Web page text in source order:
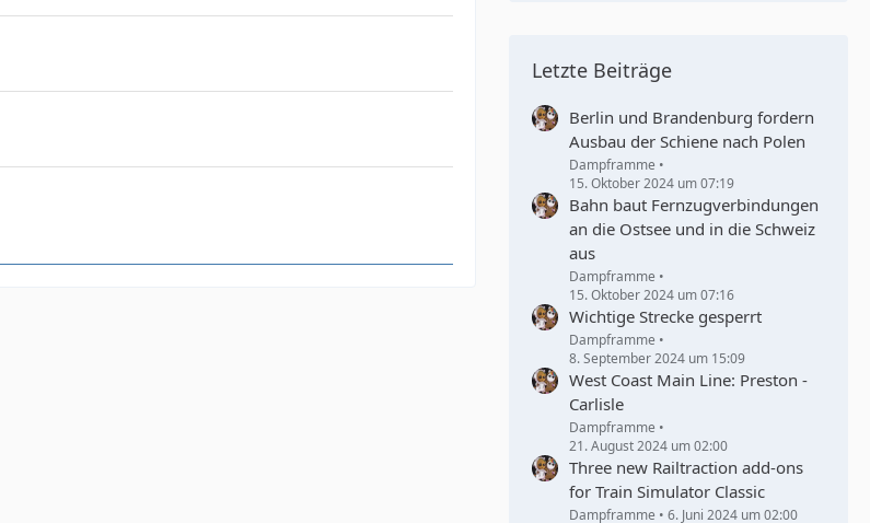
Letzte Beiträge
Berlin und Brandenburg fordern
Ausbau der Schiene nach Polen
Dampframme
15. Oktober 2024 um 07:19
Bahn baut Fernzugverbindungen
an die Ostsee und in die Schweiz
aus
Dampframme
15. Oktober 2024 um 07:16
Wichtige Strecke gesperrt
Dampframme
8. September 2024 um 15:09
West Coast Main Line: Preston -
Carlisle
Dampframme
21. August 2024 um 02:00
Three new Railtraction add-ons
for Train Simulator Classic
Dampframme 6. Juni 2024 um 02:00